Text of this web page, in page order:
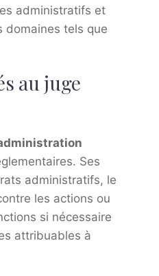
administratifs et
domaines tels que
au juge
Ses
administratifs, le
les actions ou
si nécessaire
attribuables à